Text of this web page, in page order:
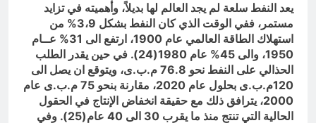
يعد النفط سلعة لم يجد العالم لها بديلاً، وأهميته في تزايد
مستمر، ففي الوقت الذي كان النفط بشكل 3،9% من
استهلاك الطاقة العالمي عام 1900، ارتفع الى 31% عــام
1950، والى 45% عام 1980(24). في حين يقدر الطلب
الحذالي على النفط نحو 76.8 م.ب.ى، ويتوقع ان يصل الى
120م.ب.ى بحلول عام 2020، مقارنة بنحو 75 م.ب.ى عام
2000، يترافق ذلك مع حقيقة انخفاض الإنتاج في الحقول
الحالية التي تنتج منذ ما يقرب 30 الى 40 عام(25). وفي